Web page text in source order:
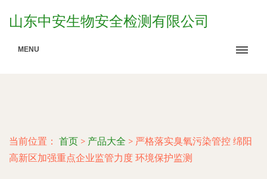
山东中安生物安全检测有限公司
MENU
当前位置： 首页 > 产品大全 > 严格落实臭氧污染管控 绵阳
高新区加强重点企业监管力度 环境保护监测